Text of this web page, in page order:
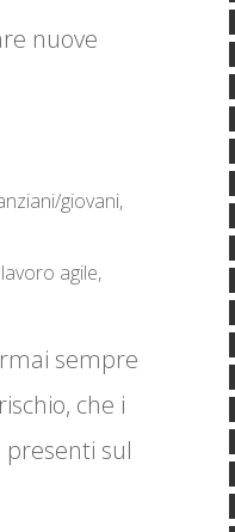
nuove
giovani,
agile,
sempre
che i
sul